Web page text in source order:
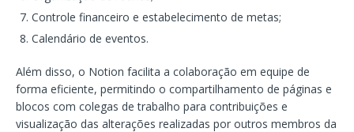
Controle financeiro e estabelecimento de metas;
Calendário de eventos.
Além disso, o Notion facilita a colaboração em equipe de
forma eficiente, permitindo o compartilhamento de páginas e
blocos com colegas de trabalho para contribuições e
visualização das alterações realizadas por outros membros da